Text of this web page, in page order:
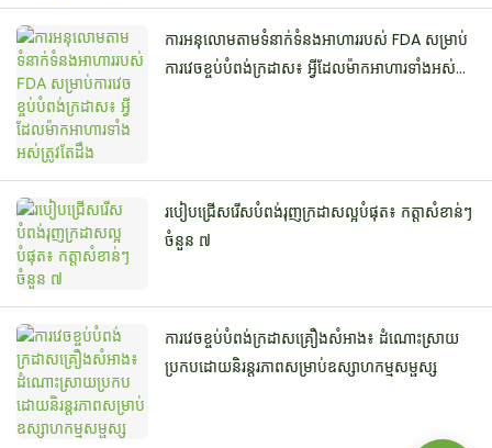
ការអនុលោមតាមទំនាក់ទំនងអាហាររបស់ FDA សម្រាប់
ការវេចខ្ចប់បំពង់ក្រដាស៖ អ្វីដែលម៉ាកអាហារទាំងអស់
របៀបជ្រើសរើសបំពង់រុញក្រដាសល្អបំផុត៖ កត្តាសំខាន់ៗ
ចំនួន ៧
ការវេចខ្ចប់បំពង់ក្រដាសគ្រឿងសំអាង៖ ដំណោះស្រាយ
ប្រកបដោយនិរន្តរភាពសម្រាប់ឧស្សាហកម្មសម្ផស្ស